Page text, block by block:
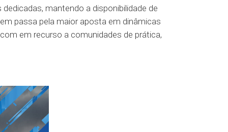
mantendo a disponibilidade de
passa pela maior aposta em dinâmicas
em recurso a comunidades de prática,